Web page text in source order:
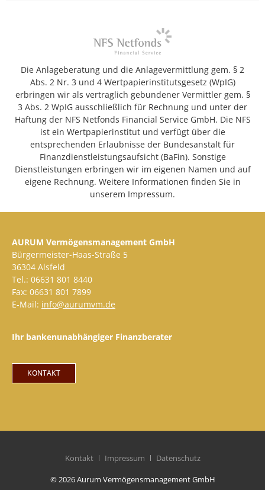
Die Anlageberatung und die Anlagevermittlung gem. § 2
Abs. 2 Nr. 3 und 4 Wertpapierinstitutsgesetz (WpIG)
erbringen wir als vertraglich gebundener Vermittler gem. §
3 Abs. 2 WpIG ausschließlich für Rechnung und unter der
Haftung der NFS Netfonds Financial Service GmbH. Die NFS
ist ein Wertpapierinstitut und verfügt über die
entsprechenden Erlaubnisse der Bundesanstalt für
Finanzdienstleistungsaufsicht (BaFin). Sonstige
Dienstleistungen erbringen wir im eigenen Namen und auf
eigene Rechnung. Weitere Informationen finden Sie in
unserem Impressum.
AURUM Vermögensmanagement GmbH
Bürgermeister-Haas-Straße 5
36304 Alsfeld
Tel.: 06631 801 8440
Fax: 06631 801 7899
E-Mail: info@aurumvm.de
Ihr bankenunabhängiger Finanzberater
KONTAKT
Kontakt Impressum
Datenschutz
© 2026 Aurum Vermögensmanagement GmbH